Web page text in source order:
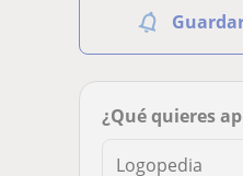
¿Qué quieres